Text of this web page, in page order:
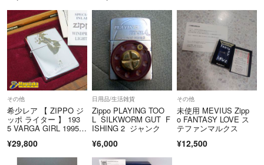
その他
希少レア 【 ZIPPO ジ
ッポ ライター 】 193
5 VARGA GIRL 1995年
ER 木箱付 ウィンデ
¥29,800
日用品/生活雑貨
Zippo PLAYING TOO
L SILKWORM GUT F
ISHING 2 ジャンク
¥6,000
その他
未使用 MEVIUS Zipp
o FANTASY LOVE ス
テファンマルクス
¥12,500